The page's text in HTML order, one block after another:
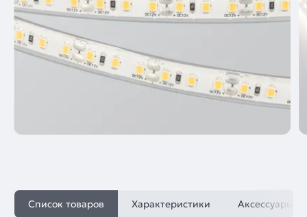
Список товаров Характеристики Аксессуары